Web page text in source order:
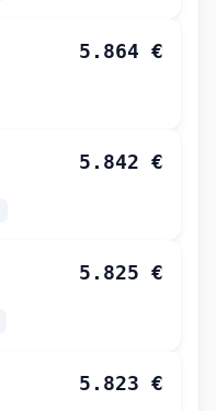
5.864 €
5.842 €
5.825 €
5.823 €